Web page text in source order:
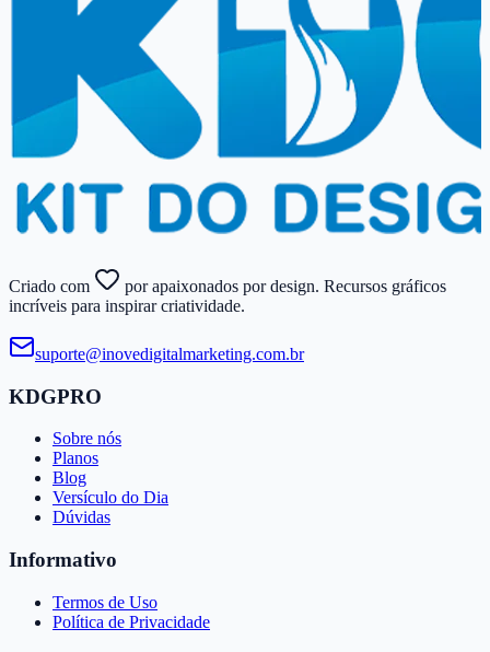
Criado com
por apaixonados por design. Recursos gráficos
incríveis para inspirar criatividade.
suporte@​inovedigitalmarketing.​com.​br
KDGPRO
Sobre nós
Planos
Blog
Versículo do Dia
Dúvidas
Informativo
Termos de Uso
Política de Privacidade